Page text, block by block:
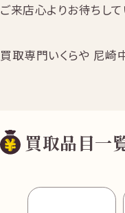
ご来店心よりお待ちして
買取専門いくらや 尼
買取品目一